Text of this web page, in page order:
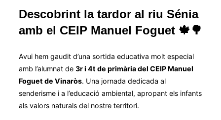
Descobrint la tardor al riu Sénia
amb el CEIP Manuel Foguet 🍁🌳
Avui hem gaudit d’una sortida educativa molt especial
amb l’alumnat de 3r i 4t de primària del CEIP Manuel
Foguet de Vinaròs. Una jornada dedicada al
senderisme i a l’educació ambiental, apropant els infants
als valors naturals del nostre territori.